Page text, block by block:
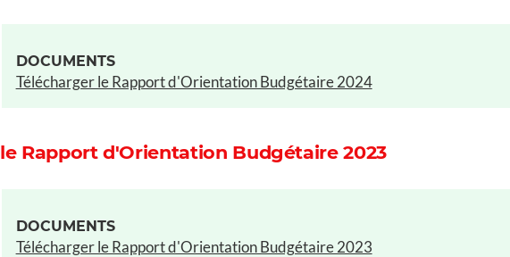
DOCUMENTS
Télécharger le Rapport d'Orientation Budgétaire 2024
le Rapport d'Orientation Budgétaire 2023
DOCUMENTS
Télécharger le Rapport d'Orientation Budgétaire 2023